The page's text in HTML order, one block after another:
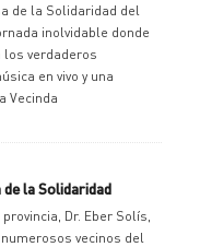
de la Solidaridad del
inolvidable donde
los verdaderos
en vivo y una
Vecinda
la Solidaridad
Dr. Eber Solís,
vecinos del